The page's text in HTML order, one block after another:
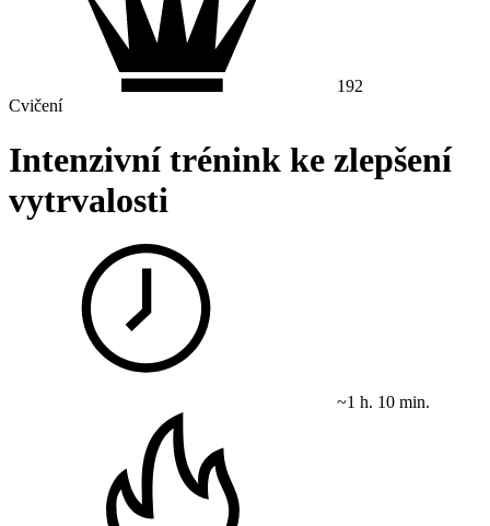
192
Cvičení
Intenzivní trénink ke zlepšení
vytrvalosti
~1 h. 10 min.